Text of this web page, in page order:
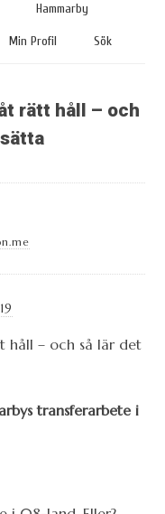
Hammarby
Min Profil Sök
rätt håll – och
transferarbete i